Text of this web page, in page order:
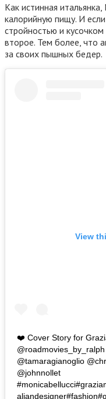
Как истинная
калорийную пищу. И
стройностью и
второе. Тем более, что
за своих пышных бедер.
View
❤️ Cover Story for
@tamaragianoglio
@johnnollet